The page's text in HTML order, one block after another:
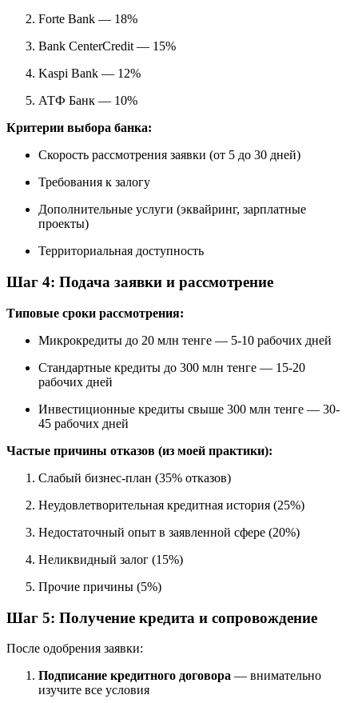
Forte Bank — 18%
Bank CenterCredit — 15%
Kaspi Bank — 12%
АТФ Банк — 10%
Критерии выбора банка:
Скорость рассмотрения заявки (от 5 до 30 дней)
Требования к залогу
Дополнительные услуги (эквайринг, зарплатные
проекты)
Территориальная доступность
Шаг 4: Подача заявки и рассмотрение
Типовые сроки рассмотрения:
Микрокредиты до 20 млн тенге — 5-10 рабочих дней
Стандартные кредиты до 300 млн тенге — 15-20
рабочих дней
Инвестиционные кредиты свыше 300 млн тенге — 30-
45 рабочих дней
Частые причины отказов (из моей практики):
Слабый бизнес-план (35% отказов)
Неудовлетворительная кредитная история (25%)
Недостаточный опыт в заявленной сфере (20%)
Неликвидный залог (15%)
Прочие причины (5%)
Шаг 5: Получение кредита и сопровождение
После одобрения заявки:
Подписание кредитного договора — внимательно
изучите все условия